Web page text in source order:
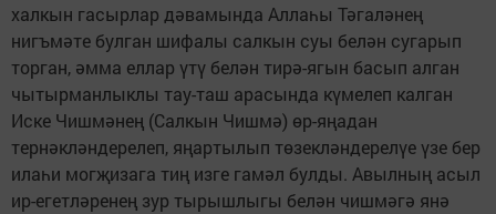
халкын гасырлар дәвамында Аллаһы Тәгаләнең
нигъмәте булган шифалы салкын суы белән сугарып
торган, әмма еллар үтү белән тирә-ягын басып алган
чытырманлыклы тау-таш арасында күмелеп калган
Иске Чишмәнең (Салкын Чишмә) өр-яңадан
тернәкләндерелеп, яңартылып төзекләндерелүе үзе бер
илаһи могҗизага тиң изге гамәл булды. Авылның асыл
ир-егетләренең зур тырышлыгы белән чишмәгә янә